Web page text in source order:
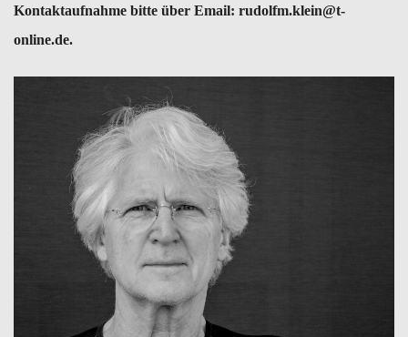
Kontaktaufnahme bitte über Email: rudolfm.klein@t-
online.de.